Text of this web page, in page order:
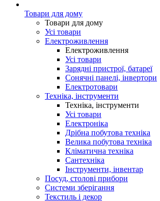
Товари для дому
Товари для дому
Усі товари
Електроживлення
Електроживлення
Усі товари
Зарядні пристрої, батареї
Сонячні панелі, інвертори
Електротовари
Техніка, інструменти
Техніка, інструменти
Усі товари
Електроніка
Дрібна побутова техніка
Велика побутова техніка
Кліматична техніка
Сантехніка
Інструменти, інвентар
Посуд, столові прибори
Системи зберігання
Текстиль і декор